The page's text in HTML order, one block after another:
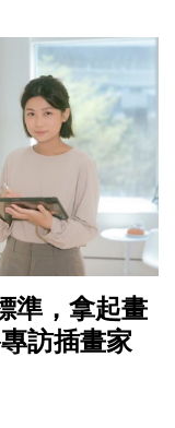
準，拿起畫
訪插畫家